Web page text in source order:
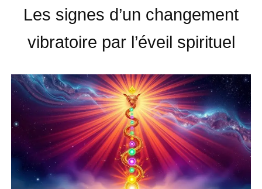
Les signes d’un changement
vibratoire par l’éveil spirituel